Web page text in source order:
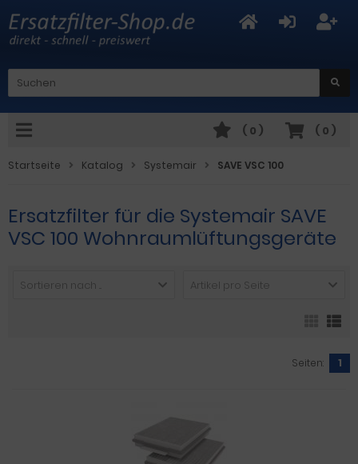
( 0 )
( 0 )
Startseite Katalog Systemair SAVE VSC 100
Ersatzfilter für die Systemair SAVE
VSC 100 Wohnraumlüftungsgeräte
Sortieren nach ... Artikel pro Seite
Seiten: 1